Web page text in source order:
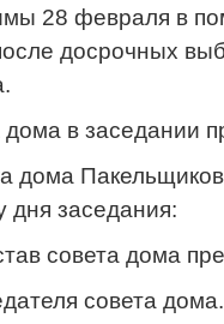
28 февраля в
досрочных
в заседании
дома
дня заседания:
совета дома
совета дома.